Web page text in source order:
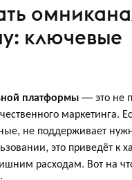
ключевые
платформы— это не
маркетинга.
не поддерживает
это приведёт к
расходам. Вот на